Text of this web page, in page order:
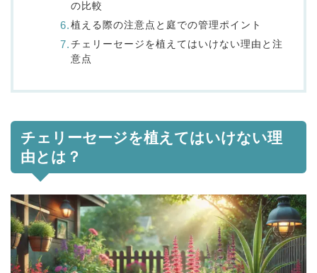
の比較
植える際の注意点と庭での管理ポイント
チェリーセージを植えてはいけない理由と注
意点
チェリーセージを植えてはいけない理
由とは？